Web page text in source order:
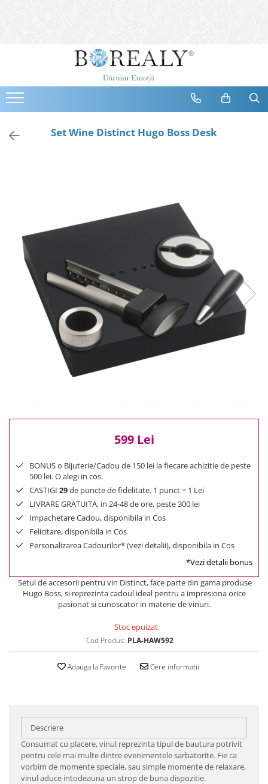
Bijuterii
Cercei
Bratari
Coliere
Bijuterii Copii
Bijuterii Mirese
Selectii
Reduceri
Cele mai noi
Cele mai vandute
Cele mai votate
0 Lei - 100 Lei
300 Lei - 500 Lei
Set Wine Distinct Hugo Boss Desk
599 Lei
BONUS o Bijuterie/Cadou de 150 lei la fiecare achizitie de peste
500 lei. O alegi in cos.
CASTIGI 29de puncte de fidelitate. 1 punct = 1 Lei
LIVRARE GRATUITA, in 24-48 de ore, peste 300 lei
Impachetare Cadou, disponibila in Cos
Felicitare, disponibila in Cos
Personalizarea Cadourilor* (vezi detalii), disponibila in Cos
*Vezi detalii bonus
Setul de accesorii pentru vin Distinct, face parte din gama produse
Hugo Boss, si reprezinta cadoul ideal pentru a impresiona orice
pasionat si cunoscator in materie de vinuri.
Stoc epuizat
Cod Produs: PLA-HAW592
Adauga la Favorite Cere informatii
Descriere
Consumat cu placere, vinul reprezinta tipul de bautura potrivit
pentru cele mai multe dintre evenimentele sarbatorite. Fie ca
vorbim de momente speciale, sau simple momente de relaxare,
vinul aduce intodeauna un strop de buna dispozitie.